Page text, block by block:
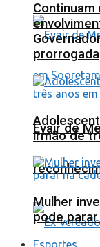
Evair de
prorrogada
irmão de
Mulher
pode
Esportes